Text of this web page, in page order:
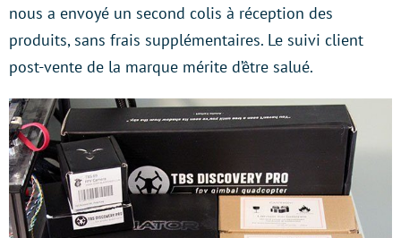
nous a envoyé un second colis à réception des
produits, sans frais supplémentaires. Le suivi client
post-vente de la marque mérite d’être salué.